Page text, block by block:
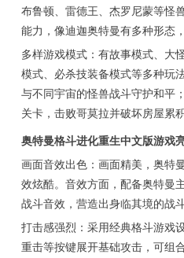
布鲁顿、雷德王、杰罗尼蒙等怪
能力，像迪迦奥特曼有多种形态
多样游戏模式：有故事模式、大
模式、必杀技装备模式等多种玩
与不同宇宙的怪兽战斗守护和平
关卡，击败哥莫拉并破坏房屋累积
奥特曼格斗进化重生中文版游戏
画面音效出色：画面精美，奥特
效炫酷。音效方面，配备奥特曼
战斗音效，营造出身临其境的战斗
打击感强烈：采用经典格斗游戏
重击等按键展开基础攻击，可组